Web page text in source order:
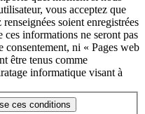
vous acceptez que
soient enregistrées
ces informations ne seront pas
consentement, ni « Pages web
être tenus comme
informatique visant à